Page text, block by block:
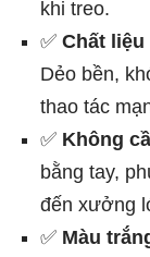
khi treo.
✅ Chất
Dẻo bền,
thao tác
✅ Không
bằng tay,
đến xưởng
✅ Màu